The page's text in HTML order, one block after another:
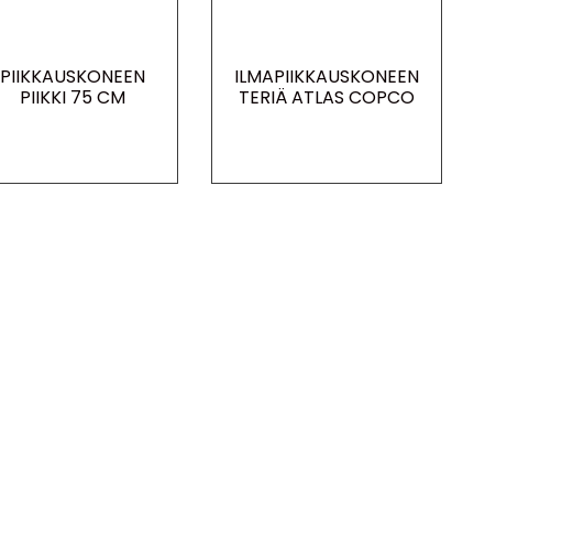
PIIKKAUSKONEEN
PIIKKI 75 CM
ILMAPIIKKAUSKONEEN
TERIÄ ATLAS COPCO